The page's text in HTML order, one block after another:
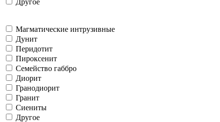
Другое
Магматические интрузивные
Дунит
Перидотит
Пироксенит
Семейство габбро
Диорит
Гранодиорит
Гранит
Сиениты
Другое